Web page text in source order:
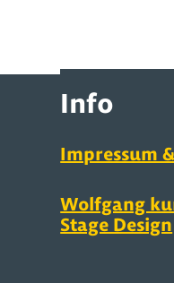
Info
Impressum
Wolfgang
Stage Design